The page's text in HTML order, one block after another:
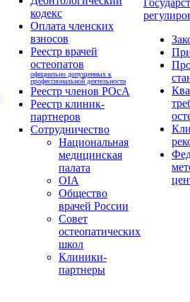
кодекс
Оплата членских
взносов
Реестр врачей
остеопатов
официально допущенных к
профессиональной деятельности
Реестр членов РОсА
Реестр клиник-
партнеров
Сотрудничество
Национальная
медицинская
палата
OIA
Общество
врачей России
Совет
остеопатических
школ
Клиники-
партнеры